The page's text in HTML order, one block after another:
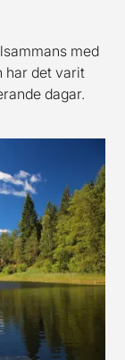
med
har det varit
dagar.